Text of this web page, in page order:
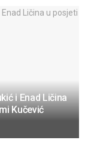
i Enad Ličina
Kučević